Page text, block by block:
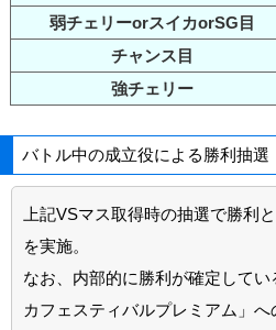
弱チェリーorスイカorSG目
チャンス目
強チェリー
バトル中の成立役による勝利抽選
上記VSマス取得時の抽選で勝利
を実施。
なお、内部的に勝利が確定して
カフェスティバルプレミアム」へ